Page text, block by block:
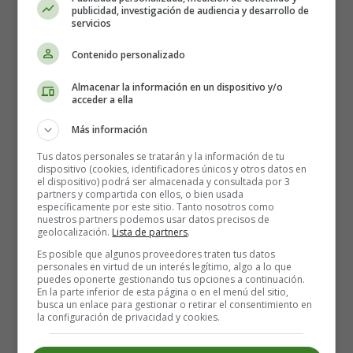
Recursos Educativos en Inglés -
Poems in English -Christmas Poems
The Burning Babe by Robert Southwell SJ
- Poesías en inglés Navidad
As I in hoary winter’s night stood shivering in the snow,
publicidad, investigación de audiencia y desarrollo de
servicios
Contenido personalizado
Almacenar la información en un dispositivo y/o
acceder a ella
Más información
Tus datos personales se tratarán y la información de tu
dispositivo (cookies, identificadores únicos y otros datos en
el dispositivo) podrá ser almacenada y consultada por 3
partners y compartida con ellos, o bien usada
específicamente por este sitio. Tanto nosotros como
nuestros partners podemos usar datos precisos de
geolocalización. Lista de partners.
Es posible que algunos proveedores traten tus datos
personales en virtud de un interés legítimo, algo a lo que
puedes oponerte gestionando tus opciones a continuación.
En la parte inferior de esta página o en el menú del sitio,
busca un enlace para gestionar o retirar el consentimiento en
la configuración de privacidad y cookies.